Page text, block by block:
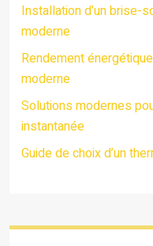
Installation d’un brise-
moderne
Rendement
moderne
Solutions modernes
instantanée
Guide de choix d’un